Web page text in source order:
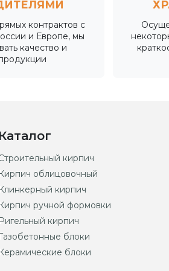
контрактов с
и Европе, мы
качество и
Каталог
кирпич
Кирпич облицовочный
Клинкерный кирпич
Кирпич ручной формовки
Ригельный кирпич
Газобетонные блоки
Керамические блоки